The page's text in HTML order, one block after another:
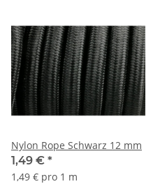
Nylon Rope Schwarz 12 mm
1,49 € *
1,49 € pro 1 m